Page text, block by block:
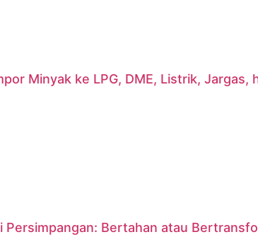
Minyak ke LPG, DME, Listrik, Jargas,
Persimpangan: Bertahan atau